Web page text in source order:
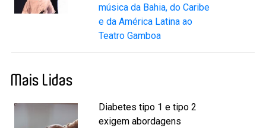
música da Bahia, do Caribe
e da América Latina ao
Teatro Gamboa
Mais Lidas
Diabetes tipo 1 e tipo 2
exigem abordagens